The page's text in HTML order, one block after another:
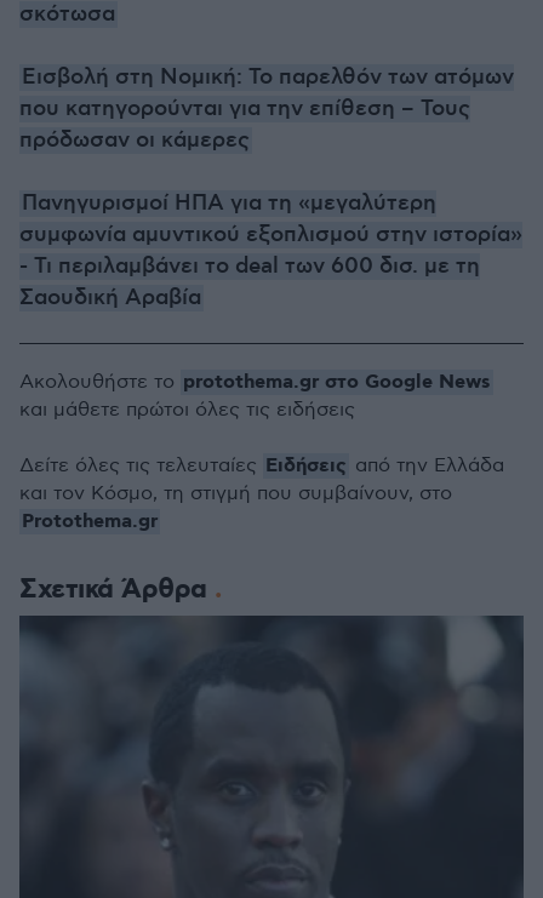
σκότωσα
Εισβολή στη Νομική: Το παρελθόν των ατόμων
που κατηγορούνται για την επίθεση – Τους
πρόδωσαν οι κάμερες
Πανηγυρισμοί ΗΠΑ για τη «μεγαλύτερη
συμφωνία αμυντικού εξοπλισμού στην ιστορία»
- Τι περιλαμβάνει το deal των 600 δισ. με τη
Σαουδική Αραβία
Σχετικά Άρθρα
Ακολουθήστε το protothema.gr στο Google News
και μάθετε πρώτοι όλες τις ειδήσεις
Δείτε όλες τις τελευταίες Ειδήσεις από την Ελλάδα
και τον Κόσμο, τη στιγμή που συμβαίνουν, στο
Protothema.gr